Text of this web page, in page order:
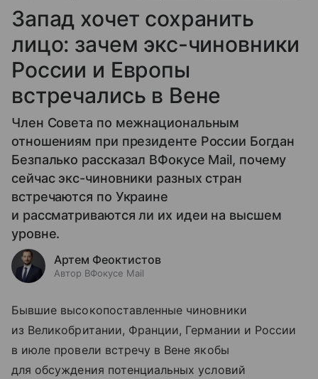
Запад хочет сохранить
лицо: зачем экс-чиновники
России и Европы
встречались в Вене
Член Совета по межнациональным
отношениям при президенте России Богдан
Безпалько рассказал ВФокусе Mail, почему
сейчас экс-чиновники разных стран
встречаются по Украине
и рассматриваются ли их идеи на высшем
уровне.
Артем Феоктистов
Автор ВФокусе Mail
Бывшие высокопоставленные чиновники
из Великобритании, Франции, Германии и России
в июле провели встречу в Вене якобы
для обсуждения потенциальных условий